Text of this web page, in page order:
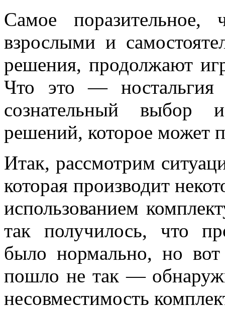
Самое
взрослыми и
решения, продолжают
Что это — ностальгия
сознательный выбор
решений, которое может
Итак, рассмотрим
которая производит
использованием
так получилось, что
было нормально, но
пошло не так —
несовместимость